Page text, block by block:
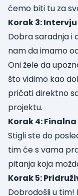
ćemo biti tu za
Korak 3:
Dobra saradnja i
nam da imamo
Oni žele da
što vidimo kao
pričati direktno
projektu.
Korak 4:
Stigli ste do
tim će s vama
pitanja koja
Korak 5:
Dobrodošli u